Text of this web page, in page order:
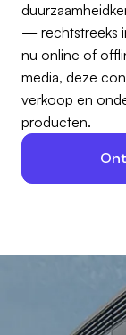
— rechtstreeks
nu online of
media, deze
verkoop en
producten.